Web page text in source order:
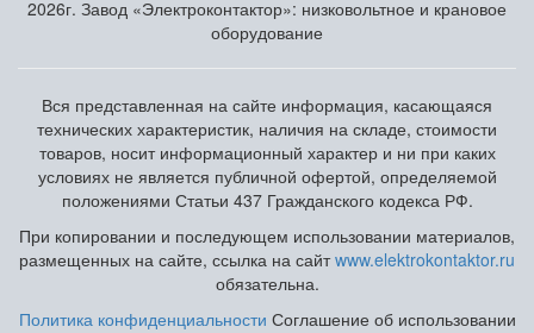
2026г. Завод «Электроконтактор»: низковольтное и крановое
оборудование
Вся представленная на сайте информация, касающаяся
технических характеристик, наличия на складе, стоимости
товаров, носит информационный характер и ни при каких
условиях не является публичной офертой, определяемой
положениями Статьи 437 Гражданского кодекса РФ.
При копировании и последующем использовании материалов,
размещенных на сайте, ссылка на сайтwww.elektrokontaktor.ru
обязательна.
Политика конфиденциальности Соглашение об использовании